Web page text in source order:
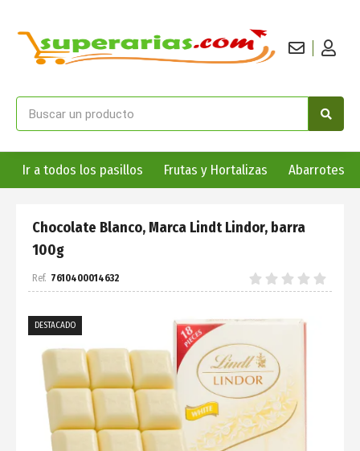
Ir a todos los pasillos Frutas y Hortalizas Abarrotes
Chocolate Blanco, Marca Lindt Lindor, barra
100g
7610400014632
DESTACADO